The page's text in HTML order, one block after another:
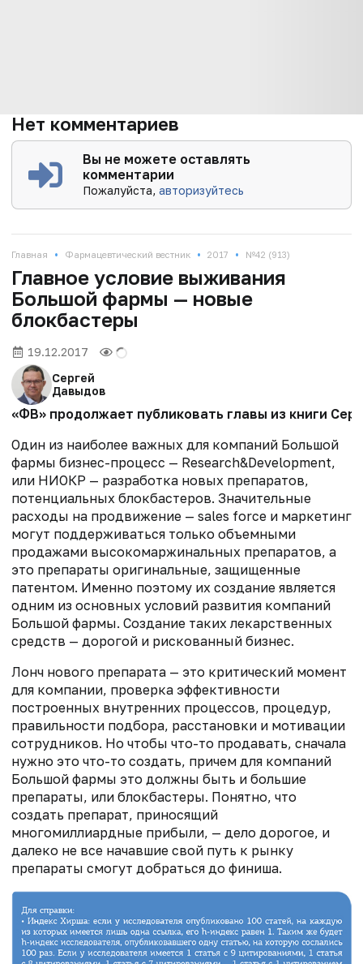
Нет комментариев
Вы не можете оставлять
комментарии
Пожалуйста,авторизуйтесь
Главная • Фармацевтический вестник • 2017 • №42 (913)
Главное условие выживания
Большой фармы — новые
блокбастеры
19.12.2017
Сергей
Давыдов
«ФВ» продолжает публиковать главы из книги
Один из наиболее важных для компаний Большой
фармы бизнес-процесс — Research&Development,
или НИОКР — разработка новых препаратов,
потенциальных блокбастеров. Значительные
расходы на продвижение — sales force и маркетинг
могут поддерживаться только объемными
продажами высокомаржинальных препаратов, а
это препараты оригинальные, защищенные
патентом. Именно поэтому их создание является
одним из основных условий развития компаний
Большой фармы. Создание таких лекарственных
средств — дорогой и рискованный бизнес.
Лонч нового препарата — это критический момент
для компании, проверка эффективности
построенных внутренних процессов, процедур,
правильности подбора, расстановки и мотивации
сотрудников. Но чтобы что-то продавать, сначала
нужно это что-то создать, причем для компаний
Большой фармы это должны быть и большие
препараты, или блокбастеры. Понятно, что
создать препарат, приносящий
многомиллиардные прибыли, — дело дорогое, и
далеко не все начавшие свой путь к рынку
препараты смогут добраться до финиша.